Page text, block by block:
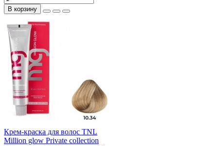
В корзину
Крем-краска для волос TNL
Million glow Private collection